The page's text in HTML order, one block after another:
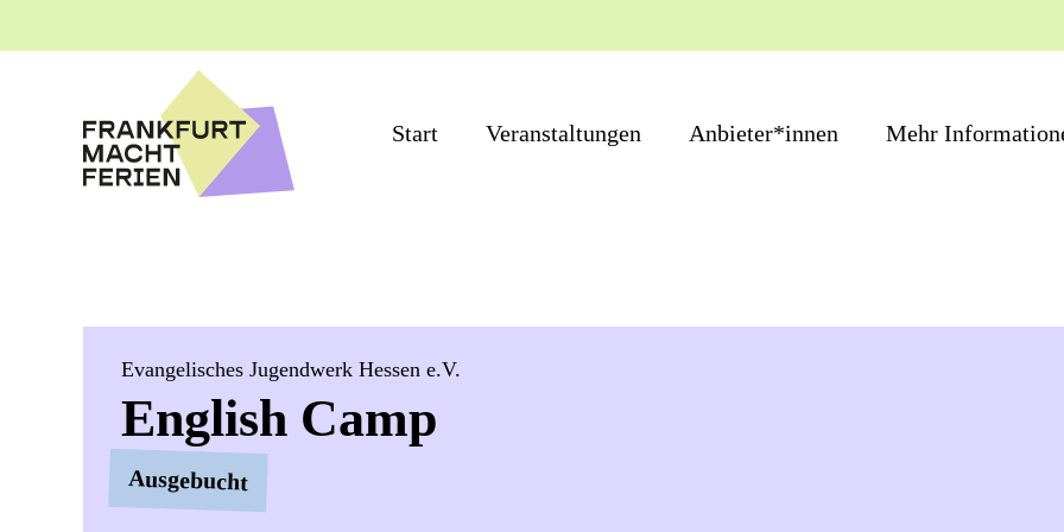
Start Veranstaltungen Anbieter*innen Mehr
Evangelisches Jugendwerk Hessen e.V.
English Camp
Ausgebucht